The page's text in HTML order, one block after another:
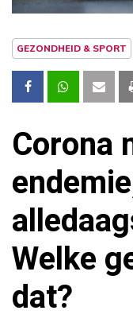
GEZONDHEID & SPORT
Corona
Welke
dat?